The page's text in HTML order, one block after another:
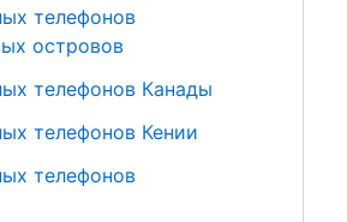
телефонов
островов
телефонов Канады
телефонов Кении
телефонов